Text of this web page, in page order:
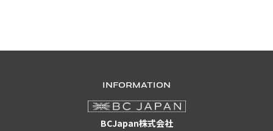
INFORMATION
BCJapan株式会社